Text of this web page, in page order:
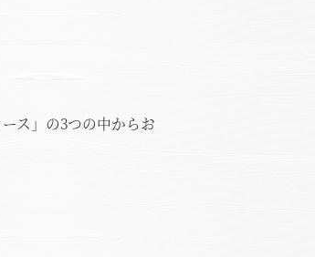
ス」の3つの中からお